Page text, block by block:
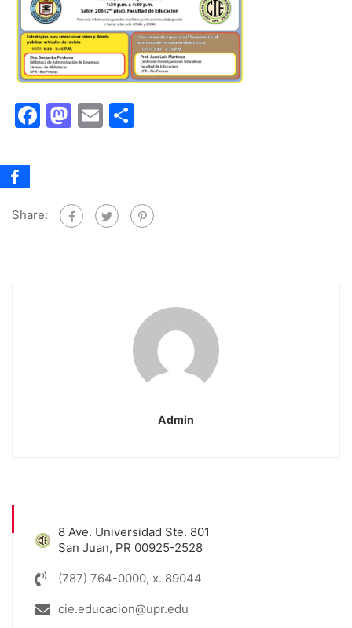
Facebook
Mastodon
Email
Share:
Admin
8 Ave. Universidad Ste. 801
San Juan, PR 00925-2528
(787) 764-0000, x. 89044
cie.educacion@upr.edu